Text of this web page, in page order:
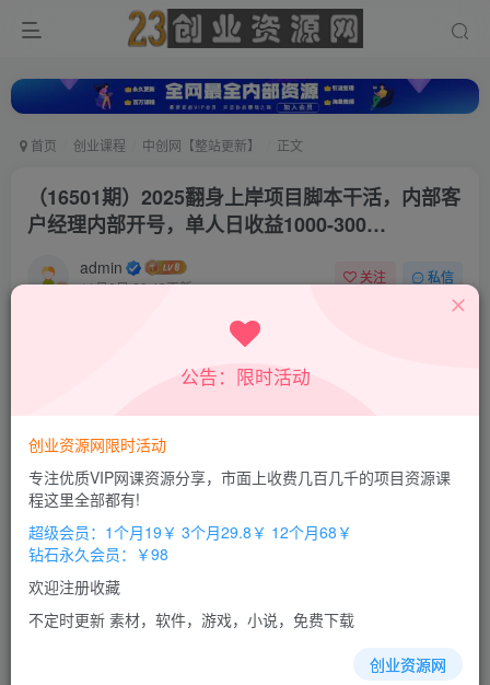
首页 创业课程 中创网【整站更新】 正文
（16501期）2025翻身上岸项目脚本干活，内部客
户经理内部开号，单人日收益1000-300…
admin
11月6日 20:43更新
关注 私信
超级会员
立即购买
您当前未登录！建议登陆后购买，办理会员包月更省钱，可保存购
公告：限时活动
创业资源网限时活动
专注优质VIP网课资源分享，市面上收费几百几千的项目资源课
程这里全部都有!
超级会员：1个月19￥ 3个月29.8￥ 12个月68￥
钻石永久会员：￥98
欢迎注册收藏
不定时更新 素材，软件，游戏，小说，免费下载
创业资源网